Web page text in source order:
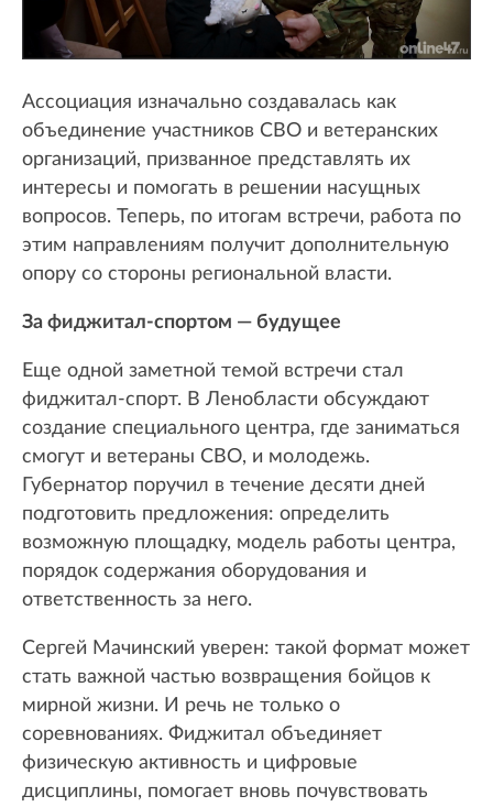
Ассоциация изначально создавалась как
объединение участников СВО и ветеранских
организаций, призванное представлять их
интересы и помогать в решении насущных
вопросов. Теперь, по итогам встречи, работа по
этим направлениям получит дополнительную
опору со стороны региональной власти.
За фиджитал-спортом — будущее
Еще одной заметной темой встречи стал
фиджитал-спорт. В Ленобласти обсуждают
создание специального центра, где заниматься
смогут и ветераны СВО, и молодежь.
Губернатор поручил в течение десяти дней
подготовить предложения: определить
возможную площадку, модель работы центра,
порядок содержания оборудования и
ответственность за него.
Сергей Мачинский уверен: такой формат может
стать важной частью возвращения бойцов к
мирной жизни. И речь не только о
соревнованиях. Фиджитал объединяет
физическую активность и цифровые
дисциплины, помогает вновь почувствовать